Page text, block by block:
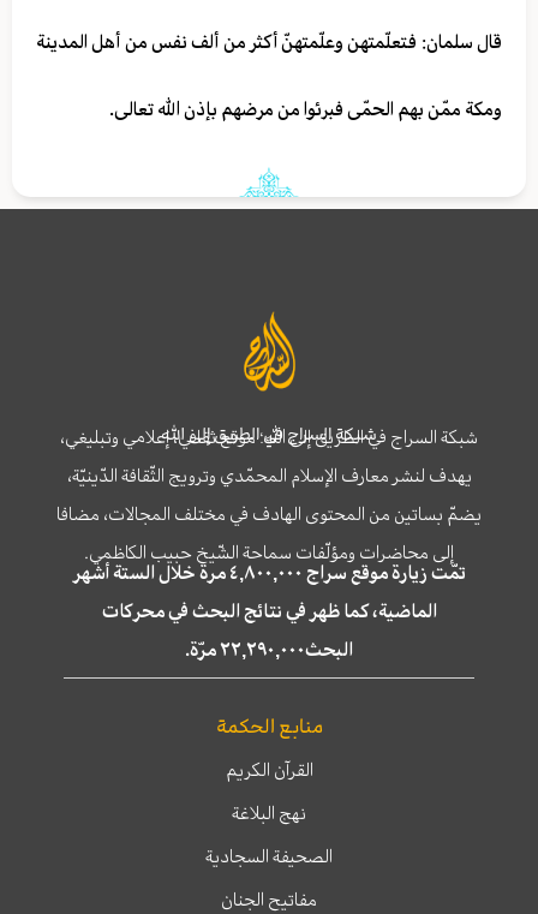
قال سلمان: فتعلّمتهن وعلّمتهنّ أكثر من ألف نفس من أهل المدينة
ومكة ممّن بهم الحمّى فبرئوا من مرضهم بإذن الله تعالى.
شبكة السراج في الطريق إلى الله
شبكة السراج في الطريق إلى الله؛ موقع ثقافي، إعلامي وتبليغي،
يهدف لنشر معارف الإسلام المحمّدي وترويج الثّقافة الدّينيّة،
يضمّ بساتين من المحتوى الهادف في مختلف المجالات، مضافا
إلى محاضرات ومؤلّفات سماحة الشّيخ حبيب الكاظمي.
تمّت زيارة موقع سراج ٤,٨٠٠,٠٠٠ مرة خلال الستة أشهر
الماضية، كما ظهر في نتائج البحث في محركات
البحث٢٢,٢٩٠,٠٠٠ مرّة.
منابع الحكمة
القرآن الكريم
نهج البلاغة
الصحيفة السجادية
مفاتيح الجنان